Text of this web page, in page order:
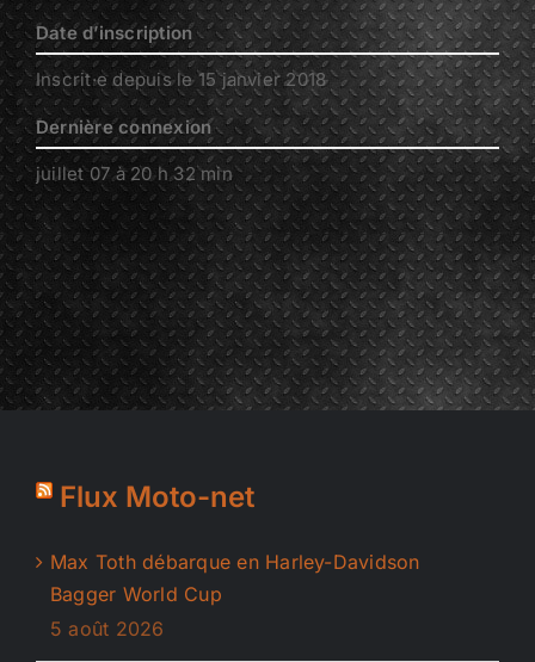
Date d’inscription
Inscrit·e depuis le 15 janvier 2018
Dernière connexion
juillet 07 à 20 h 32 min
Flux Moto-net
Max Toth débarque en Harley-Davidson
Bagger World Cup
5 août 2026